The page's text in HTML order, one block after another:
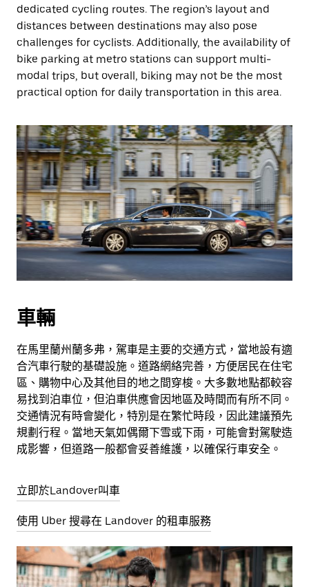
dedicated cycling routes. The region’s layout and
distances between destinations may also pose
challenges for cyclists. Additionally, the availability of
bike parking at metro stations can support multi-
modal trips, but overall, biking may not be the most
practical option for daily transportation in this area.
車輛
在馬里蘭州蘭多弗，駕車是主要的交通方式，當地設有適
合汽車行駛的基礎設施。道路網絡完善，方便居民在住宅
區、購物中心及其他目的地之間穿梭。大多數地點都較容
易找到泊車位，但泊車供應會因地區及時間而有所不同。
交通情況有時會變化，特別是在繁忙時段，因此建議預先
規劃行程。當地天氣如偶爾下雪或下雨，可能會對駕駛造
成影響，但道路一般都會妥善維護，以確保行車安全。
立即於Landover叫車
使用 Uber 搜尋在 Landover 的租車服務